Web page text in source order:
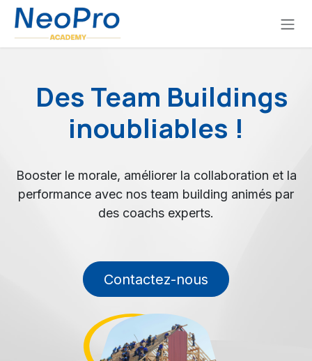
Se rendre au contenu
Des Team Buildings
inoubliables !
Booster le morale, améliorer la collaboration et la
performance avec nos team building animés par
des coachs experts.
Contactez-nous